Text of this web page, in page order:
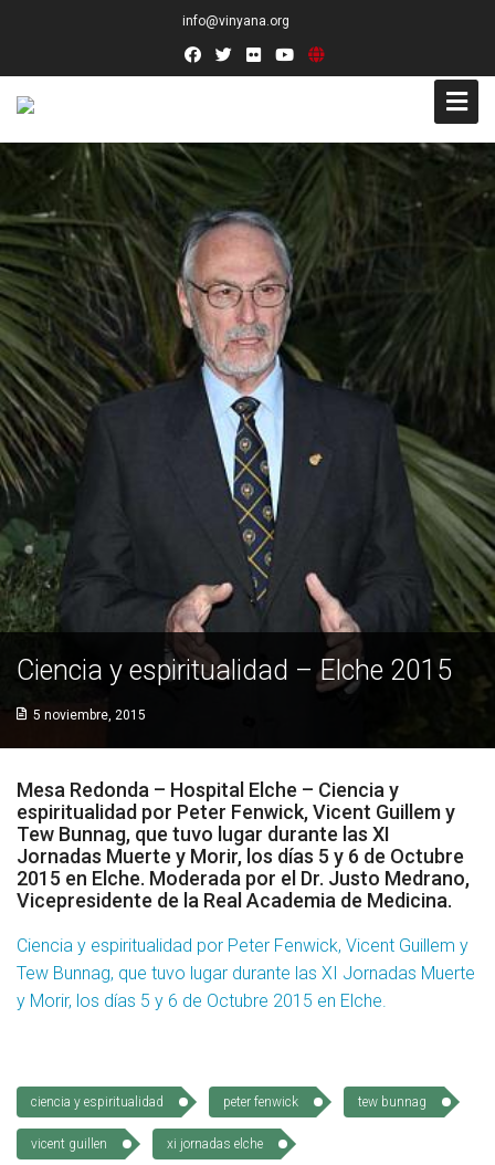
info@vinyana.org
Acceso
Conócenos
Socios Fundadores
Junta Directiva
Presidencia de Honor
Docentes
Socios de Número
Socios Colaboradores
Colaboramos con
Formaciones
Nuestra propuesta de formación
Realizadas
Acompañamiento
Noticias
Vídeos
Cómo Colaborar
Ciencia y espiritualidad – Elche 2015
5 noviembre, 2015
Mesa Redonda – Hospital Elche – Ciencia y
espiritualidad por Peter Fenwick, Vicent Guillem y
Tew Bunnag, que tuvo lugar durante las XI
Jornadas Muerte y Morir, los días 5 y 6 de Octubre
2015 en Elche. Moderada por el Dr. Justo Medrano,
Vicepresidente de la Real Academia de Medicina.
Ciencia y espiritualidad por Peter Fenwick, Vicent Guillem y
Tew Bunnag, que tuvo lugar durante las XI Jornadas Muerte
y Morir, los días 5 y 6 de Octubre 2015 en Elche.
ciencia y espiritualidad peter fenwick tew bunnag
vicent guillen xi jornadas elche